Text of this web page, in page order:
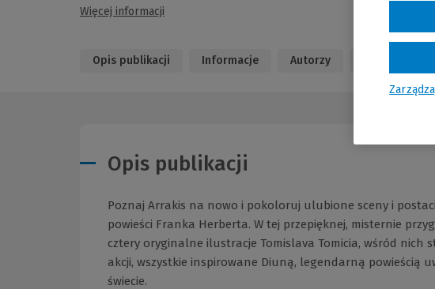
Więcej informacji
Opis publikacji Informacje Autorzy
Opis publikacji
Poznaj Arrakis na nowo i pokoloruj ulubione sceny i
powieści Franka Herberta. W tej przepięknej, misternie
cztery oryginalne ilustracje Tomislava Tomicia, wśród nich
akcji, wszystkie inspirowane Diuną, legendarną powieścią
świecie.